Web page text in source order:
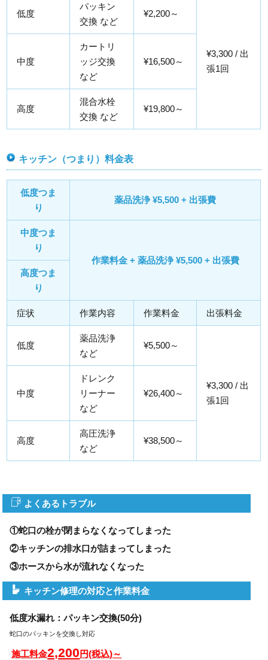
低度
パッキン
交換 など
¥2,200～
¥3,300 / 出
張1回
中度
カートリ
ッジ交換
など
¥16,500～
高度
混合水栓
交換 など
¥19,800～
キッチン（つまり）料金表
低度つま
り
薬品洗浄 ¥5,500 + 出張費
中度つま
り
作業料金 + 薬品洗浄 ¥5,500 + 出張費
高度つま
り
症状 作業内容 作業料金 出張料金
低度
薬品洗浄
など
¥5,500～
¥3,300 / 出
張1回
中度
ドレンク
リーナー
など
¥26,400～
高度
高圧洗浄
など
¥38,500～
よくあるトラブル
①蛇口の栓が閉まらなくなってしまった
②キッチンの排水口が詰まってしまった
③ホースから水が流れなくなった
キッチン修理の対応と作業料金
低度水漏れ：パッキン交換(50分)
蛇口のパッキンを交換し対応
施工料金2,200円(税込)～